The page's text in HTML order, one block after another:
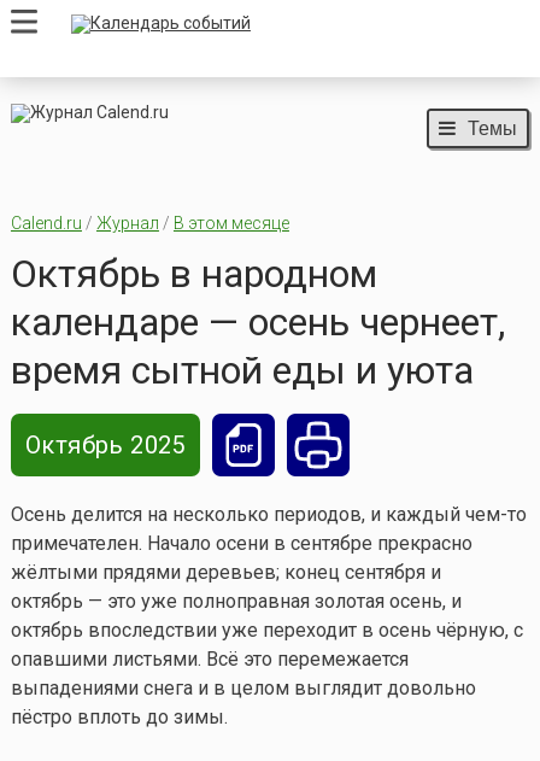
Темы
Calend.ru / Журнал / В этом месяце
Октябрь в народном
календаре — осень чернеет,
время сытной еды и уюта
Октябрь 2025
Осень делится на несколько периодов, и каждый чем-то
примечателен. Начало осени в сентябре прекрасно
жёлтыми прядями деревьев; конец сентября и
октябрь — это уже полноправная золотая осень, и
октябрь впоследствии уже переходит в осень чёрную, с
опавшими листьями. Всё это перемежается
выпадениями снега и в целом выглядит довольно
пёстро вплоть до зимы.